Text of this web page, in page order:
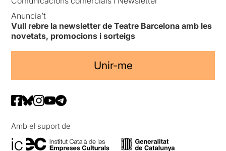
Anuncia’t
Vull rebre la newsletter de Teatre Barcelona amb les
novetats, promocions i sorteigs
Unir-me
Amb el suport de